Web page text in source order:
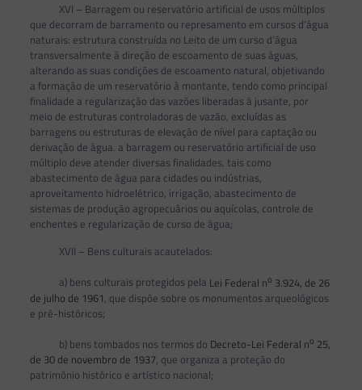
XVI – Barragem ou reservatório artificial de usos múltiplos
que decorram de barramento ou represamento em cursos d’água
naturais: estrutura construída no Leito de um curso d’água
transversalmente à direção de escoamento de suas águas,
alterando as suas condições de escoamento natural, objetivando
a formação de um reservatório à montante, tendo como principal
finalidade a regularização das vazões liberadas à jusante, por
meio de estruturas controladoras de vazão, excluídas as
barragens ou estruturas de elevação de nível para captação ou
derivação de água. a barragem ou reservatório artificial de uso
múltiplo deve atender diversas finalidades, tais como
abastecimento de água para cidades ou indústrias,
aproveitamento hidroelétrico, irrigação, abastecimento de
sistemas de produção agropecuários ou aquícolas, controle de
enchentes e regularização de curso de água;
XVII – Bens culturais acautelados:
a) bens culturais protegidos pela Lei Federal no 3.924, de 26
de julho de 1961, que dispõe sobre os monumentos arqueológicos
e pré-históricos;
b) bens tombados nos termos do Decreto-Lei Federal no 25,
de 30 de novembro de 1937, que organiza a proteção do
patrimônio histórico e artístico nacional;